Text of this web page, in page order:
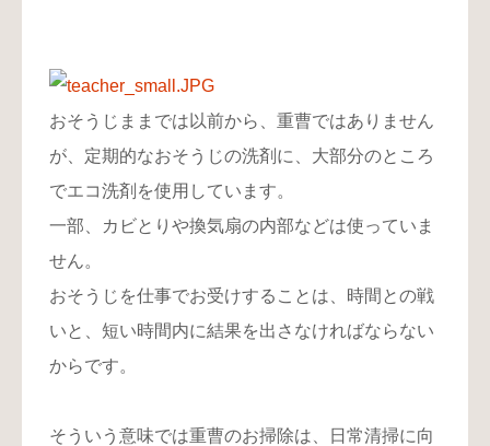
おそうじままでは以前から、重曹ではありません
が、定期的なおそうじの洗剤に、大部分のところ
でエコ洗剤を使用しています。
一部、カビとりや換気扇の内部などは使っていま
せん。
おそうじを仕事でお受けすることは、時間との戦
いと、短い時間内に結果を出さなければならない
からです。
そういう意味では重曹のお掃除は、日常清掃に向